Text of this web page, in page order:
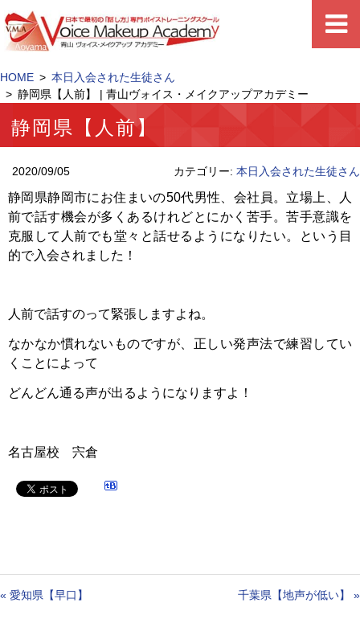
HOME
本日入会された生徒さん
静岡県【人前】 | 青山ヴォイス・メイクアップアカデミー
静岡県【人前】
2020/09/05 カテゴリー: 本日入会された生徒さん
静岡県静岡市にお住まいの50代男性、会社員。立場上、人
前で話す機会が多くあるけれどとにかく苦手。苦手意識を
克服して人前でも堂々と話せるようになりたい。という目
的で入会されました！
人前で話すのって緊張しますよね。
なかなか慣れないものですが、正しい発声法で練習してい
くことによって
どんどん通る声が出るようになりますよ！
名古屋校 宍倉
« 愛知県【早口】 千葉県【地声が低い】 »